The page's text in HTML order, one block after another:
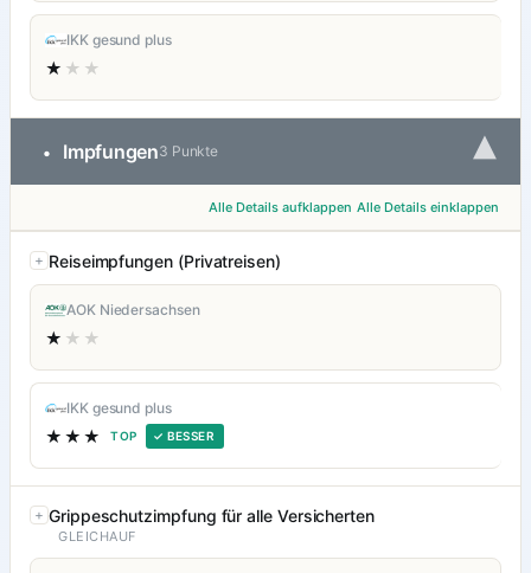
IKK gesund plus
★ ★★
• Impfungen3 Punkte ▾
Alle Details aufklappen Alle Details einklappen
Reiseimpfungen (Privatreisen)
AOK Niedersachsen
★ ★★
IKK gesund plus
★★★ TOP ✓ BESSER
Grippeschutzimpfung für alle Versicherten
GLEICHAUF